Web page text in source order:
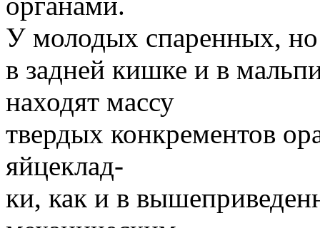
У молодых спаренных,
в задней кишке и в
находят массу
твердых конкрементов
яйцеклад-
ки, как и в